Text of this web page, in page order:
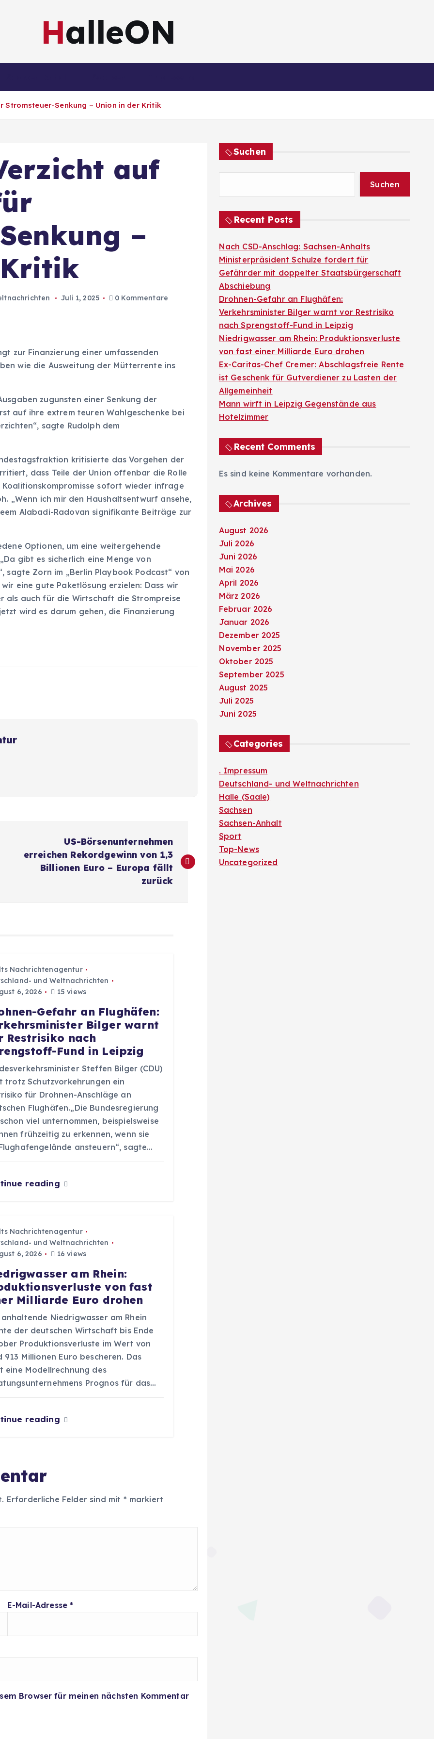
HalleON
Stromsteuer-Senkung – Union in der Kritik
auf
–
Juli 1, 2025 0 Kommentare
zur Finanzierung einer umfassenden
wie die Ausweitung der Mütterrente ins
zugunsten einer Senkung der
auf ihre extrem teuren Wahlgeschenke bei
sagte Rudolph dem
kritisierte das Vorgehen der
dass Teile der Union offenbar die Rolle
Koalitionskompromisse sofort wieder infrage
„Wenn ich mir den Haushaltsentwurf ansehe,
Alabadi-Radovan signifikante Beiträge zur
Optionen, um eine weitergehende
gibt es sicherlich eine Menge von
sagte Zorn im „Berlin Playbook Podcast“ von
eine gute Paketlösung erzielen: Dass wir
als auch für die Wirtschaft die Strompreise
wird es darum gehen, die Finanzierung
US-Börsenunternehmen
erreichen Rekordgewinn von 1,3
Billionen Euro – Europa fällt
zurück
Nachrichtenagentur
und Weltnachrichten
6, 2026
15 views
Gefahr an Flughäfen:
Bilger warnt
Restrisiko nach
Fund in Leipzig
Steffen Bilger (CDU)
trotz Schutzvorkehrungen ein
für Drohnen-Anschläge an
Flughäfen.„Die Bundesregierung
viel unternommen, beispielsweise
frühzeitig zu erkennen, wenn sie
ansteuern“, sagte…
reading
Nachrichtenagentur
und Weltnachrichten
6, 2026
16 views
am Rhein:
von fast
Milliarde Euro drohen
anhaltende Niedrigwasser am Rhein
der deutschen Wirtschaft bis Ende
Produktionsverluste im Wert von
913 Millionen Euro bescheren. Das
eine Modellrechnung des
Prognos für das…
reading
Erforderliche Felder sind mit * markiert
E-Mail-Adresse*
Browser für meinen nächsten Kommentar
Suchen
Suchen
Recent Posts
Nach CSD-Anschlag: Sachsen-Anhalts
Ministerpräsident Schulze fordert für
Gefährder mit doppelter Staatsbürgerschaft
Abschiebung
Drohnen-Gefahr an Flughäfen:
Verkehrsminister Bilger warnt vor Restrisiko
nach Sprengstoff-Fund in Leipzig
Niedrigwasser am Rhein: Produktionsverluste
von fast einer Milliarde Euro drohen
Ex-Caritas-Chef Cremer: Abschlagsfreie Rente
ist Geschenk für Gutverdiener zu Lasten der
Allgemeinheit
Mann wirft in Leipzig Gegenstände aus
Hotelzimmer
Recent Comments
Es sind keine Kommentare vorhanden.
Archives
August 2026
Juli 2026
Juni 2026
Mai 2026
April 2026
März 2026
Februar 2026
Januar 2026
Dezember 2025
November 2025
Oktober 2025
September 2025
August 2025
Juli 2025
Juni 2025
Categories
. Impressum
Deutschland- und Weltnachrichten
Halle (Saale)
Sachsen
Sachsen-Anhalt
Sport
Top-News
Uncategorized